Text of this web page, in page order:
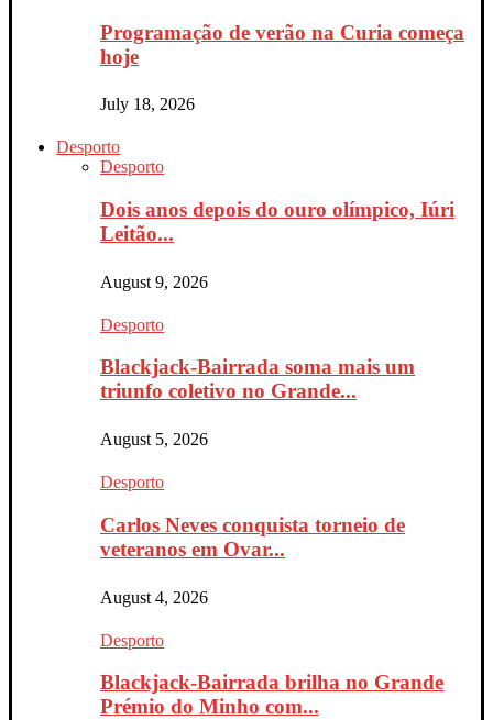
Programação de verão na Curia começa
hoje
July 18, 2026
Desporto
Desporto
Dois anos depois do ouro olímpico, Iúri
Leitão...
August 9, 2026
Desporto
Blackjack-Bairrada soma mais um
triunfo coletivo no Grande...
August 5, 2026
Desporto
Carlos Neves conquista torneio de
veteranos em Ovar...
August 4, 2026
Desporto
Blackjack-Bairrada brilha no Grande
Prémio do Minho com...